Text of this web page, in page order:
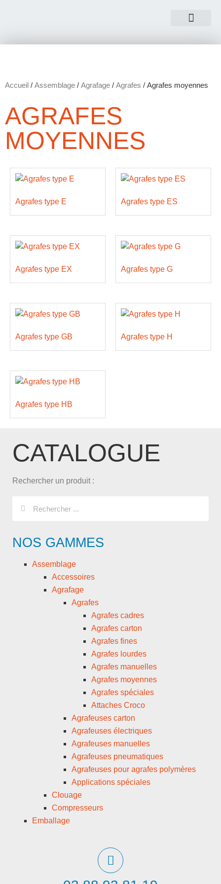
CATALOGUE
Rechercher un produit :
NOS GAMMES
Assemblage
Accessoires
Agrafage
Agrafes
Agrafes cadres
Agrafes carton
Agrafes fines
Agrafes lourdes
Agrafes manuelles
Agrafes moyennes
Agrafes spéciales
Attaches Croco
Agrafeuses carton
Agrafeuses électriques
Agrafeuses manuelles
Agrafeuses pneumatiques
Agrafeuses pour agrafes polymères
Applications spéciales
Clouage
Compresseurs
Emballage
Accueil / Assemblage / Agrafage / Agrafes / Agrafes moyennes
AGRAFES
MOYENNES
Agrafes type E Agrafes type ES
Agrafes type EX Agrafes type G
Agrafes type GB Agrafes type H
Agrafes type HB